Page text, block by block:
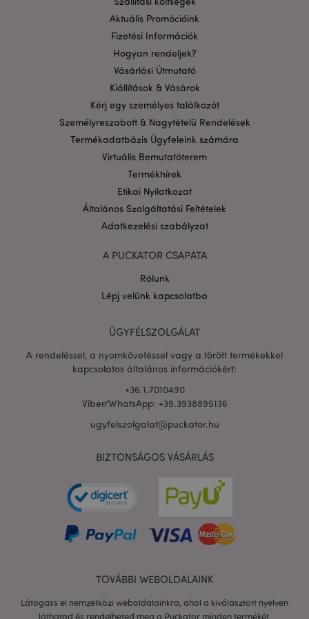
Aktuális Promócióink
Fizetési Információk
Hogyan rendeljek?
Vásárlási Útmutató
Kiállítások & Vásárok
Kérj egy személyes találkozót
Személyreszabott & Nagytételű Rendelések
Termékadatbázis Ügyfeleink számára
Virtuális Bemutatóterem
Termékhírek
Etikai Nyilatkozat
Általános Szolgáltatási Feltételek
Adatkezelési szabályzat
A PUCKATOR CSAPATA
Rólunk
Lépj velünk kapcsolatba
ÜGYFÉLSZOLGÁLAT
A rendeléssel, a nyomkövetéssel vagy a törött termékekkel
kapcsolatos általános információkért:
+36.1.7010490
Viber/WhatsApp: +39.3938895136
ugyfelszolgalat@puckator.hu
BIZTONSÁGOS VÁSÁRLÁS
TOVÁBBI WEBOLDALAINK
Látogass el nemzetközi weboldalainkra, ahol a kiválasztott nyelven
láthatod és rendelheted meg a Puckator minden termékét.
megfelelően a feltétlenül szükséges sütik nélkül.
CookieScriptConsent
Adobe Inc.
www.puckator.hu
adatvédelmi szabályzatát